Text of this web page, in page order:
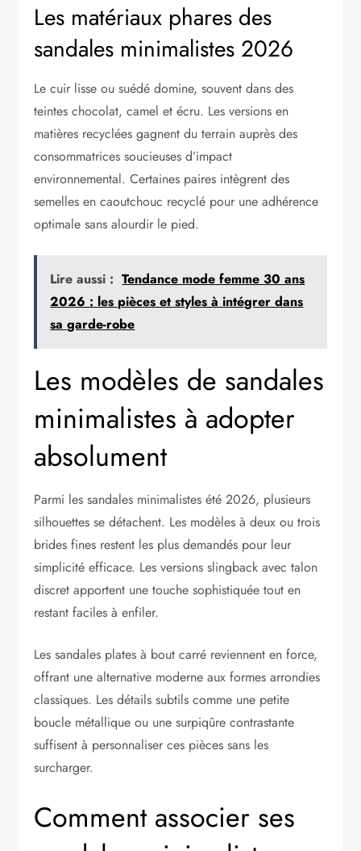
Les matériaux phares des
sandales minimalistes 2026
Le cuir lisse ou suédé domine, souvent dans des
teintes chocolat, camel et écru. Les versions en
matières recyclées gagnent du terrain auprès des
consommatrices soucieuses d’impact
environnemental. Certaines paires intègrent des
semelles en caoutchouc recyclé pour une adhérence
optimale sans alourdir le pied.
Lire aussi : Tendance mode femme 30 ans
2026 : les pièces et styles à intégrer dans
sa garde-robe
Les modèles de sandales
minimalistes à adopter
absolument
Parmi les sandales minimalistes été 2026, plusieurs
silhouettes se détachent. Les modèles à deux ou trois
brides fines restent les plus demandés pour leur
simplicité efficace. Les versions slingback avec talon
discret apportent une touche sophistiquée tout en
restant faciles à enfiler.
Les sandales plates à bout carré reviennent en force,
offrant une alternative moderne aux formes arrondies
classiques. Les détails subtils comme une petite
boucle métallique ou une surpiqûre contrastante
suffisent à personnaliser ces pièces sans les
surcharger.
Comment associer ses